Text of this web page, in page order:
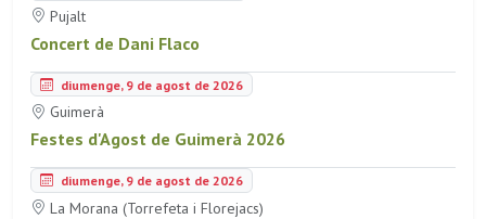
Pujalt
Concert de Dani Flaco
diumenge, 9 de agost de 2026
Guimerà
Festes d'Agost de Guimerà 2026
diumenge, 9 de agost de 2026
La Morana (Torrefeta i Florejacs)